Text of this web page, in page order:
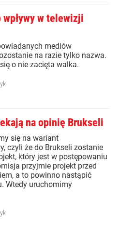
wpływy w telewizji
mediów
na razie tylko nazwa.
o nie zacięta walka.
na opinię Brukseli
się na wariant
czyli że do Brukseli zostanie
który jest w postępowaniu
przyjmie projekt przed
a to powinno nastąpić
Wtedy uruchomimy